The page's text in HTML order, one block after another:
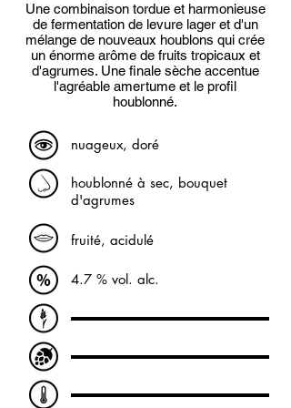
Une combinaison tordue et harmonieuse
de fermentation de levure lager et d'un
mélange de nouveaux houblons qui crée
un énorme arôme de fruits tropicaux et
d'agrumes. Une finale sèche accentue
l'agréable amertume et le profil
houblonné.
nuageux, doré
houblonné à sec, bouquet
d'agrumes
fruité, acidulé
4.7 % vol. alc.